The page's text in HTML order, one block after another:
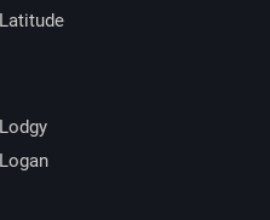
Latitude
Lodgy
Logan